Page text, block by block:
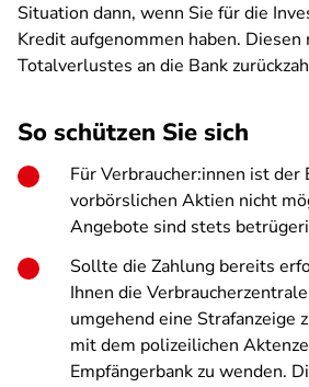
Situation dann, wenn Sie für die
Kredit aufgenommen haben.
Totalverlustes an die Bank
So schützen Sie sich
Für Verbraucher:innen ist der
vorbörslichen Aktien nicht
Angebote sind stets
Sollte die Zahlung bereits
Ihnen die
umgehend eine Strafanzeige
mit dem polizeilichen
Empfängerbank zu wenden.